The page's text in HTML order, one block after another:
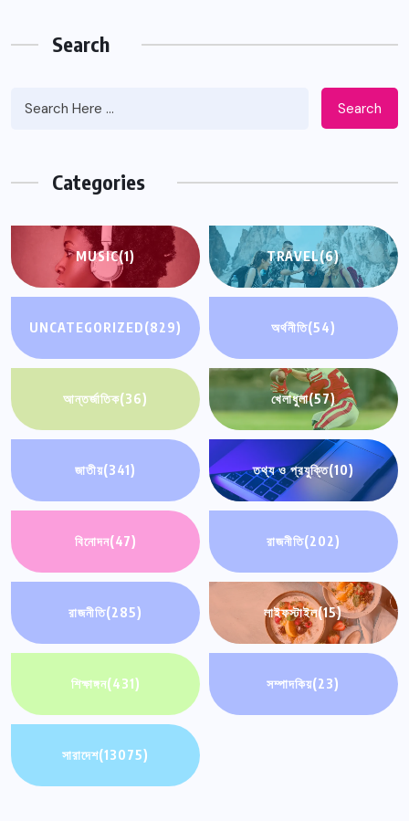
Search
Search
Categories
MUSIC(1) TRAVEL(6)
UNCATEGORIZED(829) অর্থনীতি(54)
আন্তর্জাতিক(36) খেলাধুলা(57)
জাতীয়(341) তথ্য ও প্রযুক্তি(10)
বিনোদন(47) রাজনীতি(202)
রাজনীতি(285) লাইফস্টাইল(15)
শিক্ষাঙ্গন(431) সম্পাদকিয়(23)
সারাদেশ(13075)